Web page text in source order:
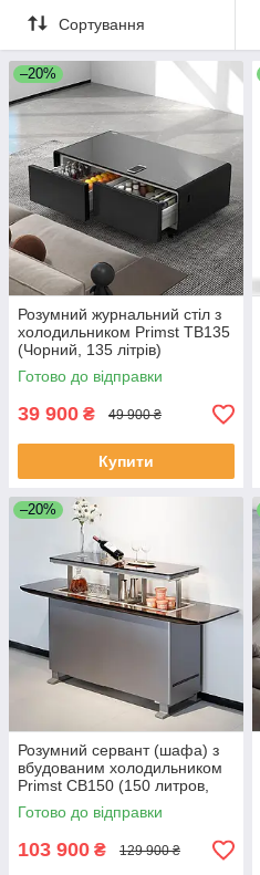
Сортування
–20%
Розумний журнальний стіл з
холодильником Primst TB135
(Чорний, 135 літрів)
Готово до відправки
39 900 ₴ 49 900 ₴
Купити
–20%
Розумний сервант (шафа) з
вбудованим холодильником
Primst CB150 (150 литров,
Wood)
Готово до відправки
103 900 ₴ 129 900 ₴